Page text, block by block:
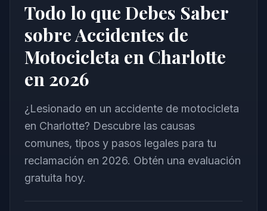
Todo lo que Debes Saber
sobre Accidentes de
Motocicleta en Charlotte
en 2026
¿Lesionado en un accidente de motocicleta
en Charlotte? Descubre las causas
comunes, tipos y pasos legales para tu
reclamación en 2026. Obtén una evaluación
gratuita hoy.